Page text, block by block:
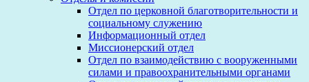
Отдел по церковной благотворительности и
социальному служению
Информационный отдел
Миссионерский отдел
Отдел по взаимодействию с вооруженными
силами и правоохранительными органами